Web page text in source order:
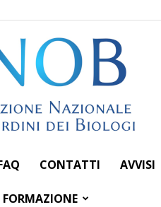
Federazione
CONTATTI AVVISI
FORMAZIONE